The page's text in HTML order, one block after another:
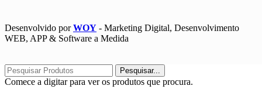
Desenvolvido porWOY - Marketing Digital, Desenvolvimento
WEB, APP & Software a Medida
Pesquisar...
Comece a digitar para ver os produtos que procura.